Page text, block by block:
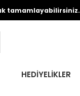
tamamlayabilirsiniz.
HEDİYELİKLER